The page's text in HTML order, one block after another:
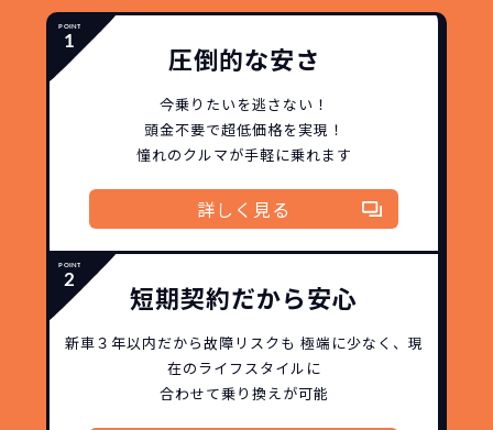
圧倒的な安さ
今乗りたいを逃さない！
頭金不要で超低価格を実現！
憧れのクルマが手軽に乗れます
詳しく見る
短期契約だから安心
新車３年以内だから故障リスクも 極端に少なく、 現
在のライフスタイルに
合わせて乗り換えが可能